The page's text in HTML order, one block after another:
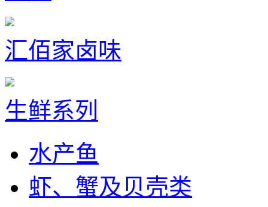
汇佰家卤味
生鲜系列
水产鱼
虾、蟹及贝壳类